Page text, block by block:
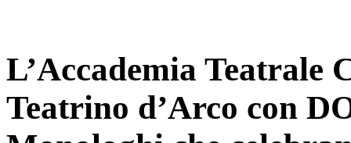
L’Accademia Teatrale
Teatrino d’Arco con